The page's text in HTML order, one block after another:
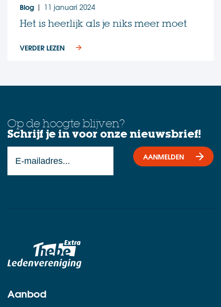
Blog | 11 januari 2024
Het is heerlijk als je niks meer moet
VERDER LEZEN
Op de hoogte blijven?
Schrijf je in voor onze nieuwsbrief!
AANMELDEN
Aanbod